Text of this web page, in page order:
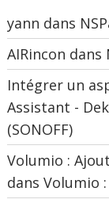
yann dans
AIRincon dans
Intégrer un
Assistant -
(SONOFF)
Volumio :
dansVolumio